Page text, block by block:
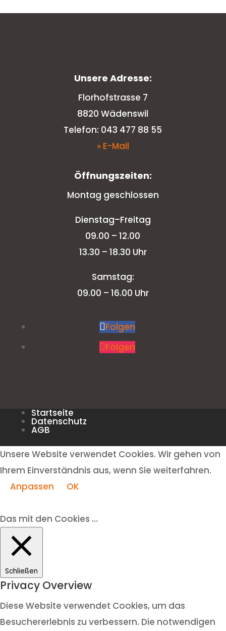
Unsere Adresse:
Florhofstrasse 7
8820 Wädenswil
Telefon: 043 477 88 55
» E-Mail
Öffnungszeiten:
Montag geschlossen
Dienstag–Freitag
09.00 – 12.00
13.30 – 18.30 Uhr
Samstag:
09.00 – 16.00 Uhr
Folgen
Folgen
Startseite
Datenschutz
AGB
Unsere Website verwendet Cookies. Wir gehen von
Ihrem Einverständnis aus, wenn Sie weiterfahren.
Anpassen
OK
Das mit den Cookies ...
Schließen
Privacy Overview
Diese Website verwendet Cookies, um das
Besuchererlebnis zu verbessern. Die notwendigen